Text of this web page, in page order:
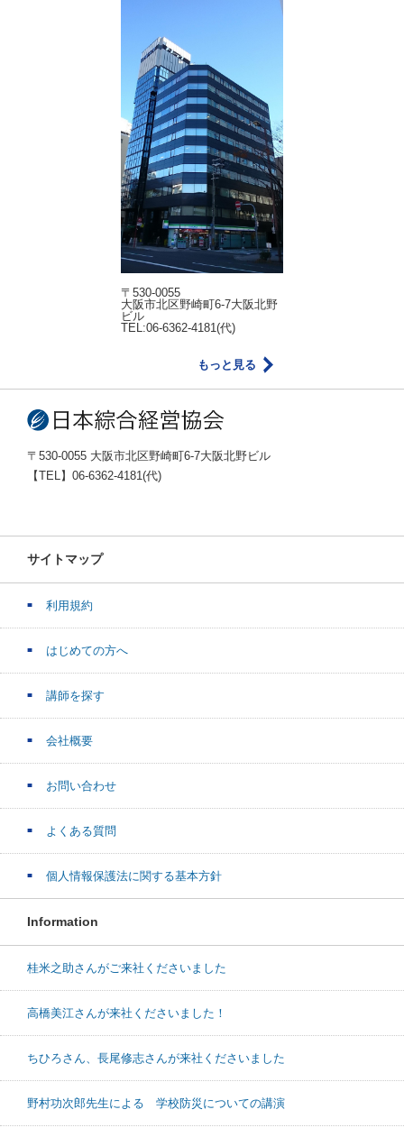
〒530-0055
大阪市北区野崎町6-7大阪北野
ビル
TEL:06-6362-4181(代)
もっと見る
〒530-0055 大阪市北区野崎町6-7大阪北野ビル
【TEL】06-6362-4181(代)
サイトマップ
利用規約
はじめての方へ
講師を探す
会社概要
お問い合わせ
よくある質問
個人情報保護法に関する基本方針
Information
桂米之助さんがご来社くださいました
高橋美江さんが来社くださいました！
ちひろさん、長尾修志さんが来社くださいました
野村功次郎先生による 学校防災についての講演